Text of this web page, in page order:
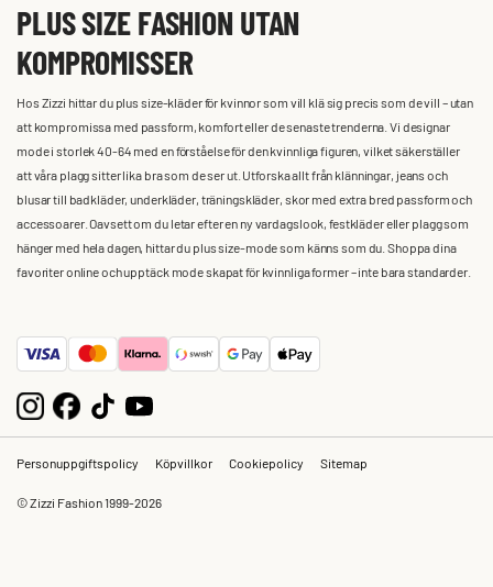
PLUS SIZE FASHION UTAN
KOMPROMISSER
Hos Zizzi hittar du plus size-kläder för kvinnor som vill klä sig precis som de vill – utan
att kompromissa med passform, komfort eller de senaste trenderna. Vi designar
mode i storlek 40-64 med en förståelse för den kvinnliga figuren, vilket säkerställer
att våra plagg sitter lika bra som de ser ut. Utforska allt från klänningar, jeans och
blusar till badkläder, underkläder, träningskläder, skor med extra bred passform och
accessoarer. Oavsett om du letar efter en ny vardagslook, festkläder eller plagg som
hänger med hela dagen, hittar du plus size-mode som känns som du. Shoppa dina
favoriter online och upptäck mode skapat för kvinnliga former – inte bara standarder.
Personuppgiftspolicy Köpvillkor Cookiepolicy Sitemap
© Zizzi Fashion 1999-2026